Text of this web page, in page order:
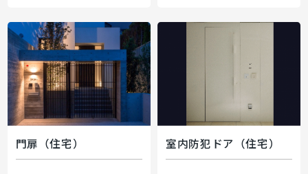
門扉（住宅） 室内防犯ドア（住宅）